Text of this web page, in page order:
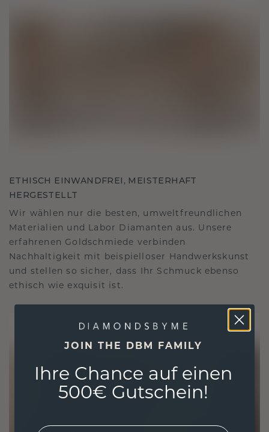
ETHISCH EINWANDFREI, MEISTERHAFT
HERGESTELLT
Wir wählen nur die besten, umweltfreundlichen
Materialien und Labor Diamanten aus. Unsere
erfahrenen Goldschmiede verbinden
Nachhaltigkeit mit beispielloser Handwerkskunst
und stellen so sicher, dass Ihr Schmuck ebenso
ethisch wie exquisit ist.
JOIN THE DBM FAMILY
Ihre Chance auf einen
500€ Gutschein!